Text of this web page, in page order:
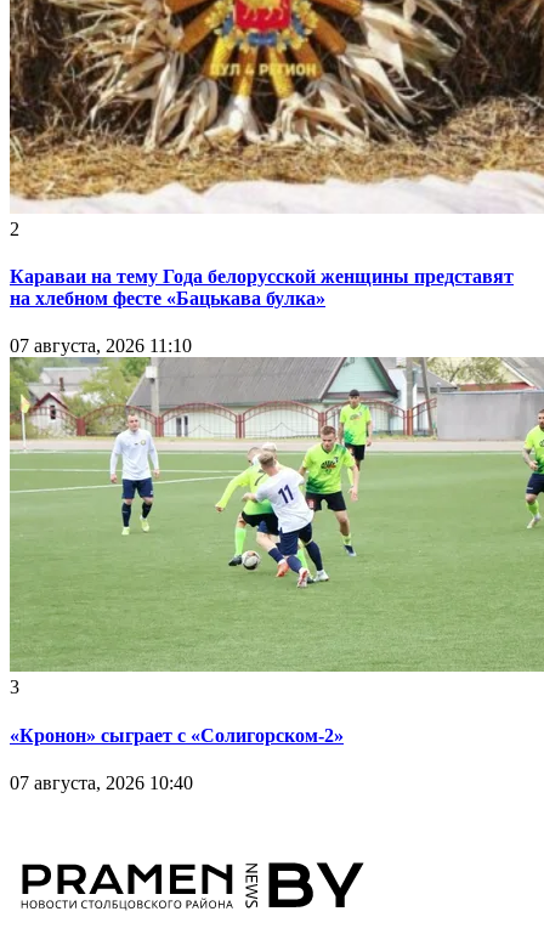
2
Караваи на тему Года белорусской женщины представят
на хлебном фесте «Бацькава булка»
07 августа, 2026 11:10
3
«Кронон» сыграет с «Солигорском-2»
07 августа, 2026 10:40